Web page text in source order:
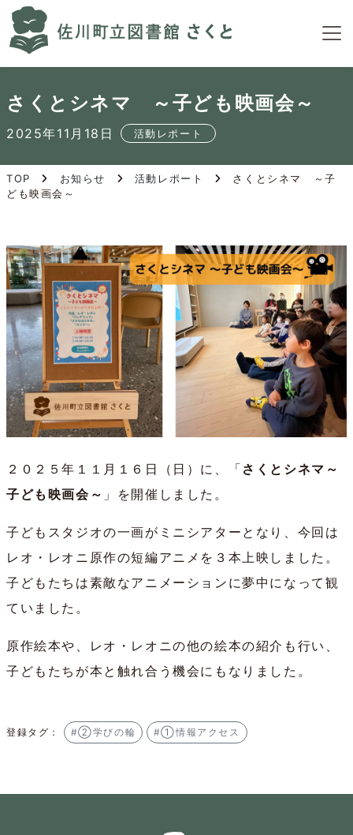
p
h
c
o
e
n
さくとシネマ ～子ども映画会～
2025年11月18日 活動レポート
TOP お知らせ 活動レポート
さくとシネマ ～子
ども映画会～
２０２５年１１月１６日（日）に、「 さくとシネマ～
子ども映画会～ 」を開催しました。
子どもスタジオの一画がミニシアターとなり、今回は
レオ・レオニ原作の短編アニメを３本上映しました。
子どもたちは素敵なアニメーションに夢中になって観
ていました。
原作絵本や、レオ・レオニの他の絵本の紹介も行い、
子どもたちが本と触れ合う機会にもなりました。
登録タグ： #②学びの輪 #①情報アクセス